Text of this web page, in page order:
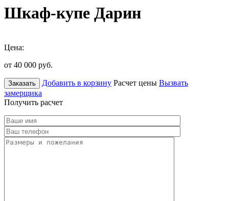
Шкаф-купе Дарин
Цена:
от 40 000 руб.
Заказать Добавить в корзину Расчет цены Вызвать
замерщика
Получить расчет